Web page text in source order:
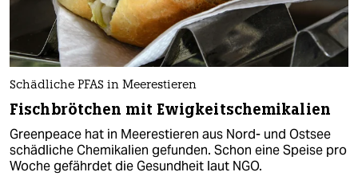
Schädliche PFAS in Meerestieren
Fischbrötchen mit Ewigkeitschemikalien
Greenpeace hat in Meerestieren aus Nord- und Ostsee
schädliche Chemikalien gefunden. Schon eine Speise pro
Woche gefährdet die Gesundheit laut NGO.